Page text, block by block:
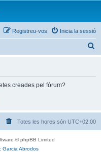
Inicia la sessió
Registreu-vos
creades pel fòrum?
Totes les hores són UTC+02:00
© phpBB Limited
Garcia Abrodos